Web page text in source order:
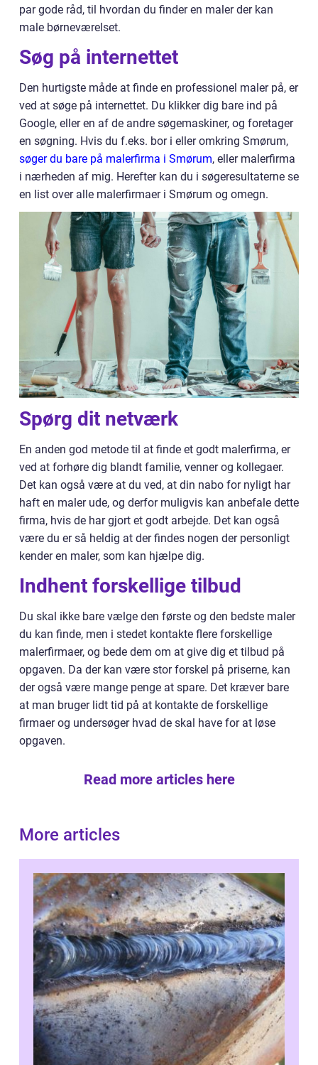
par gode råd, til hvordan du finder en maler der kan
male børneværelset.
Søg på internettet
Den hurtigste måde at finde en professionel maler på, er
ved at søge på internettet. Du klikker dig bare ind på
Google, eller en af de andre søgemaskiner, og foretager
en søgning. Hvis du f.eks. bor i eller omkring Smørum,
søger du bare på malerfirma i Smørum, eller malerfirma
i nærheden af mig. Herefter kan du i søgeresultaterne se
en list over alle malerfirmaer i Smørum og omegn.
Spørg dit netværk
En anden god metode til at finde et godt malerfirma, er
ved at forhøre dig blandt familie, venner og kollegaer.
Det kan også være at du ved, at din nabo for nyligt har
haft en maler ude, og derfor muligvis kan anbefale dette
firma, hvis de har gjort et godt arbejde. Det kan også
være du er så heldig at der findes nogen der personligt
kender en maler, som kan hjælpe dig.
Indhent forskellige tilbud
Du skal ikke bare vælge den første og den bedste maler
du kan finde, men i stedet kontakte flere forskellige
malerfirmaer, og bede dem om at give dig et tilbud på
opgaven. Da der kan være stor forskel på priserne, kan
der også være mange penge at spare. Det kræver bare
at man bruger lidt tid på at kontakte de forskellige
firmaer og undersøger hvad de skal have for at løse
opgaven.
Read more articles here
More articles